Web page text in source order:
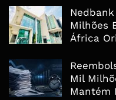
Milhões
África
Mil
Mantém